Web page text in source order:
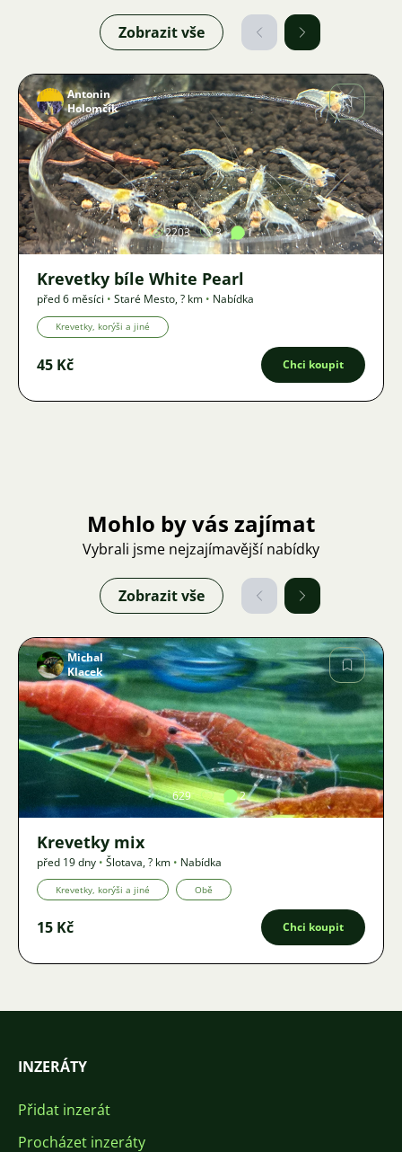
Zobrazit vše
Obrázek
Antonin
Holomčík
2203 3 1
Krevetky bíle White Pearl
před 6 měsíci • Staré Mesto,? km • Nabídka
Krevetky, korýši a jiné
45 Kč Chci koupit
Mohlo by vás zajímat
Vybrali jsme nejzajímavější nabídky
Zobrazit vše
Obrázek
Michal
Klacek
629 2
Krevetky mix
před 19 dny • Šlotava,? km • Nabídka
Krevetky, korýši a jiné Obě
15 Kč Chci koupit
INZERÁTY
Přidat inzerát
Procházet inzeráty